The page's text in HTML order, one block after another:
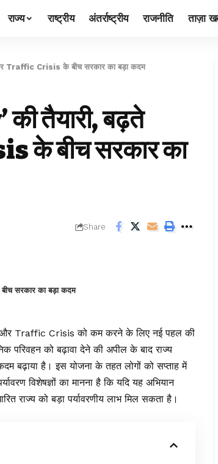
राज्य राष्ट्रीय अंतर्राष्ट्रीय राजनीति ताज़ा
Traffic Crisis के बीच सरकार का बड़ा कदम
तैयारी, बढ़ते
बीच सरकार का
Share
सरकार का बड़ा कदम
और Traffic Crisis को कम करने के लिए नई पहल की
परिवहन को बढ़ावा देने की अपील के बाद राज्य
बढ़ाया है। इस योजना के तहत लोगों को सप्ताह में
विशेषज्ञों का मानना है कि यदि यह अभियान
राज्य को बड़ा पर्यावरणीय लाभ मिल सकता है।